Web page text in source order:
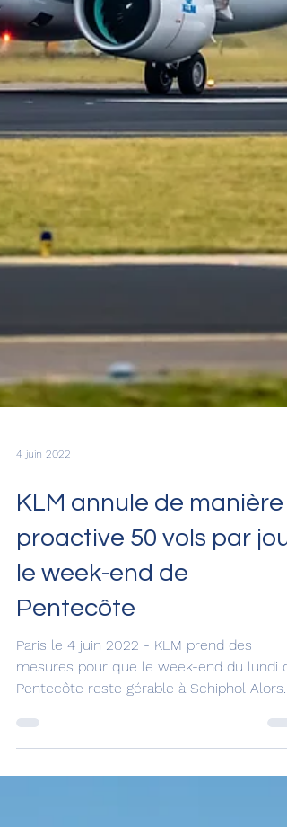
4 juin 2022
KLM annule de manière
proactive 50 vols par jour
le week-end de
Pentecôte
Paris le 4 juin 2022 - KLM prend des
Pentecôte reste gérable à Schiphol Alors
que l'aéroport de...